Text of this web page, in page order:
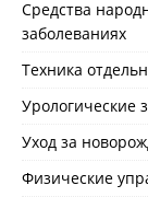
Средства
заболеваниях
Техника
Урологические
Уход за
Физические